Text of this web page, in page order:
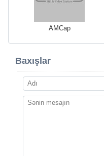
AMCap
Baxışlar